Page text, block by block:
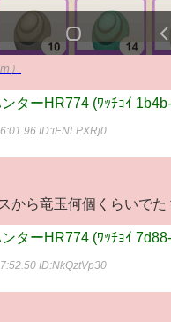
）
ターHR774 (ﾜｯﾁｮｲ
ID:iENLPXRj0
から竜玉何個くらいでた
ターHR774 (ﾜｯﾁｮｲ
ID:NkQztVp30